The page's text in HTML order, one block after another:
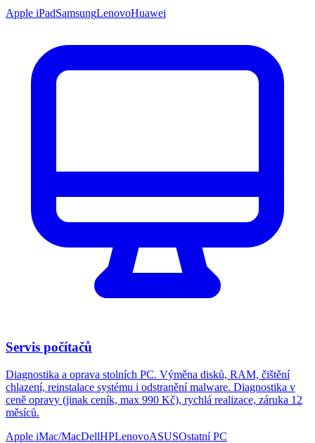
Apple iPadSamsungLenovoHuawei
Servis počítačů
Diagnostika a oprava stolních PC. Výměna disků, RAM, čištění
chlazení, reinstalace systému i odstranění malware. Diagnostika v
ceně opravy (jinak ceník, max 990 Kč), rychlá realizace, záruka 12
měsíců.
Apple iMac/MacDellHPLenovoASUSOstatní PC